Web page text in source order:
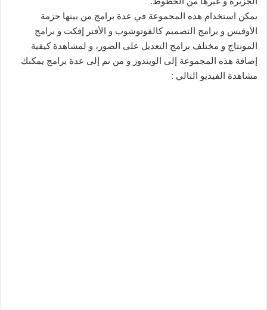
يمكن استخدام هذه المجموعة في عدة برامج من بينها حزمة
الأوفيس و برامج التصميم كالفوتوشوب و الأفتر إفكت و برامج
المونتاج و مختلف برامج التعديل على الصور، و لمشاهدة كيفية
إضافة هذه المجموعة إلى الويندوز و من تم إلى عدة برامج يمكنك
مشاهدة الفيديو التالي :